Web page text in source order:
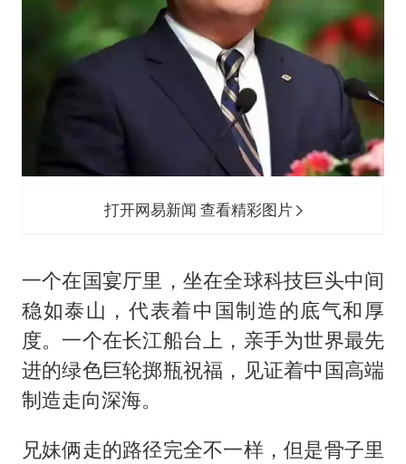
打开网易新闻 查看精彩图片
一个在国宴厅里，坐在全球科技巨头中间
稳如泰山，代表着中国制造的底气和厚
度。一个在长江船台上，亲手为世界最先
进的绿色巨轮掷瓶祝福，见证着中国高端
制造走向深海。
兄妹俩走的路径完全不一样，但是骨子里